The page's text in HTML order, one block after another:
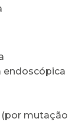
endoscópica
mutação